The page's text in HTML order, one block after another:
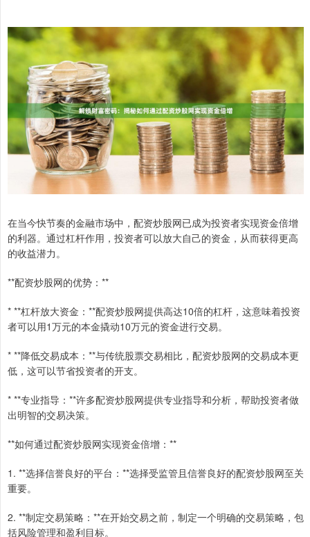
在当今快节奏的金融市场中，配资炒股网已成为投资者实现资金倍增
的利器。通过杠杆作用，投资者可以放大自己的资金，从而获得更高
的收益潜力。
**配资炒股网的优势：**
* **杠杆放大资金：**配资炒股网提供高达10倍的杠杆，这意味着投资
者可以用1万元的本金撬动10万元的资金进行交易。
* **降低交易成本：**与传统股票交易相比，配资炒股网的交易成本更
低，这可以节省投资者的开支。
* **专业指导：**许多配资炒股网提供专业指导和分析，帮助投资者做
出明智的交易决策。
**如何通过配资炒股网实现资金倍增：**
1. **选择信誉良好的平台：**选择受监管且信誉良好的配资炒股网至关
重要。
2. **制定交易策略：**在开始交易之前，制定一个明确的交易策略，包
括风险管理和盈利目标。